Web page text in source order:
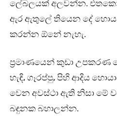
ලේබලයක් අලවන්න.
ඇර ඇතුලේ තියෙන දේ
කරන්න ඕනේ නැහැ.
ප්‍රමාණයෙන් කුඩා උපකරණ
හැඳි, ගෑරප්පු, පිහි ආදිය
වෙන අවස්ථා ඇති නිසා මේ
බඳුනක බහාලන්න.